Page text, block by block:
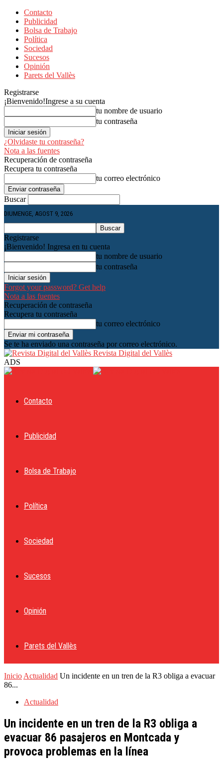
Contacto
Publicidad
Bolsa de Trabajo
Política
Sociedad
Sucesos
Opinión
Parets del Vallès
Registrarse
¡Bienvenido!Ingrese a su cuenta
tu nombre de usuario
tu contraseña
¿Olvidaste tu contraseña?
Nota a las fuentes
Recuperación de contraseña
Recupera tu contraseña
tu correo electrónico
Buscar
DIUMENGE, AGOST 9, 2026
Registrarse
¡Bienvenido! Ingresa en tu cuenta
tu nombre de usuario
tu contraseña
Forgot your password? Get help
Nota a las fuentes
Recuperación de contraseña
Recupera tu contraseña
tu correo electrónico
Se te ha enviado una contraseña por correo electrónico.
Revista Digital del Vallès
ADS
Contacto
Publicidad
Bolsa de Trabajo
Política
Sociedad
Sucesos
Opinión
Parets del Vallès
Inicio Actualidad Un incidente en un tren de la R3 obliga a evacuar
86...
Actualidad
Un incidente en un tren de la R3 obliga a
evacuar 86 pasajeros en Montcada y
provoca problemas en la línea